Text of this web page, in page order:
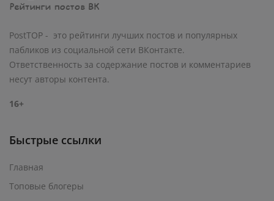
PostTOP - это рейтинги лучших постов и популярных
пабликов из социальной сети ВКонтакте.
Ответственность за содержание постов и комментариев
несут авторы контента.
16+
Быстрые ссылки
Главная
Топовые блогеры